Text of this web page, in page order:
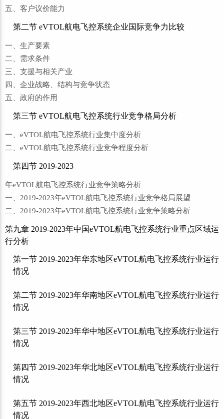
五、客户议价能力
第二节 eVTOL航电飞控系统企业国际竞争力比较
一、生产要素
二、需求条件
三、支援与相关产业
四、企业战略、结构与竞争状态
五、政府的作用
第三节 eVTOL航电飞控系统行业竞争格局分析
一、eVTOL航电飞控系统行业集中度分析
二、eVTOL航电飞控系统行业竞争程度分析
第四节 2019-2023
年eVTOL航电飞控系统行业竞争策略分析
一、2019-2023年eVTOL航电飞控系统行业竞争格局展望
二、2019-2023年eVTOL航电飞控系统行业竞争策略分析
第九章 2019-2023年中国eVTOL航电飞控系统行业重点区域运
行分析
第一节 2019-2023年华东地区eVTOL航电飞控系统行业运行
情况
第二节 2019-2023年华南地区eVTOL航电飞控系统行业运行
情况
第三节 2019-2023年华中地区eVTOL航电飞控系统行业运行
情况
第四节 2019-2023年华北地区eVTOL航电飞控系统行业运行
情况
第五节 2019-2023年西北地区eVTOL航电飞控系统行业运行
情况